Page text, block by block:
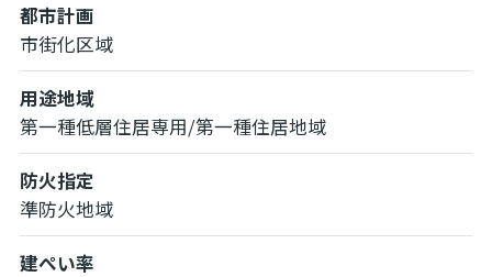
都市計画
市街化区域
用途地域
第一種低層住居専用/第一種住居地域
防火指定
準防火地域
建ぺい率